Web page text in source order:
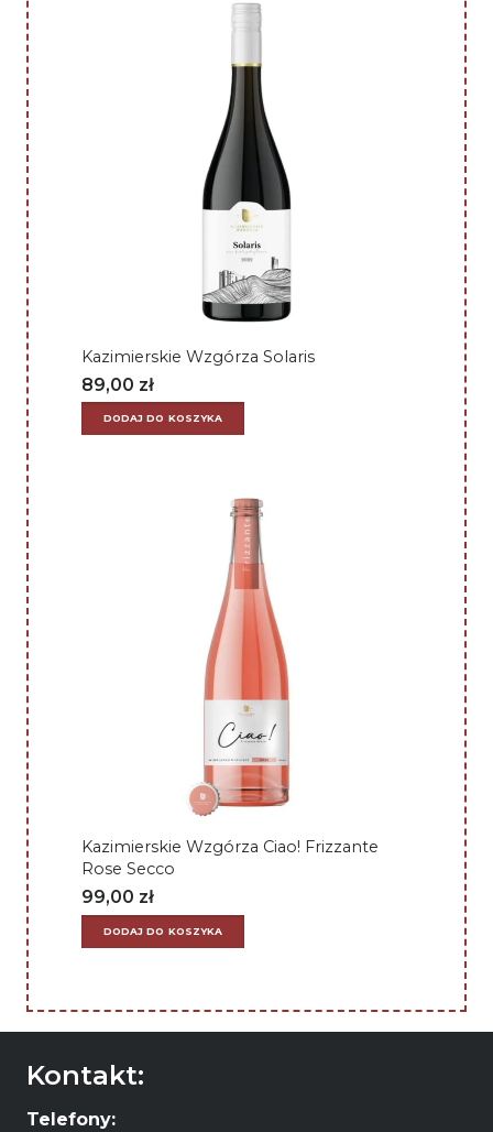
Kazimierskie Wzgórza Solaris
89,00 zł
DODAJ DO KOSZYKA
Kazimierskie Wzgórza Ciao! Frizzante
Rose Secco
99,00 zł
DODAJ DO KOSZYKA
Kontakt:
Telefony: